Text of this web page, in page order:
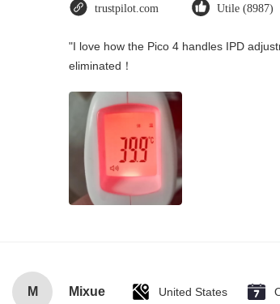
trustpilot.com Utile (8987)
"I love how the Pico 4 handles IPD
eliminated！
M Mixue United States